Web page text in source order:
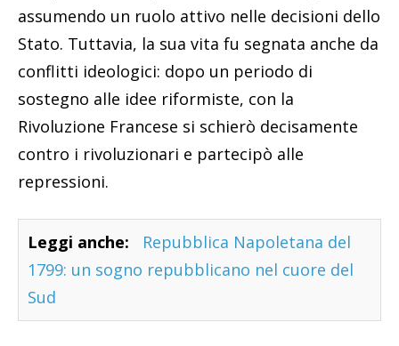
assumendo un ruolo attivo nelle decisioni dello
Stato. Tuttavia, la sua vita fu segnata anche da
conflitti ideologici: dopo un periodo di
sostegno alle idee riformiste, con la
Rivoluzione Francese si schierò decisamente
contro i rivoluzionari e partecipò alle
repressioni.
Leggi anche:
Repubblica Napoletana del
1799: un sogno repubblicano nel cuore del
Sud